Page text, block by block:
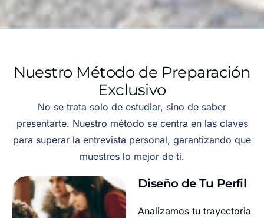
Nuestro Método de Preparación
Exclusivo
No se trata solo de estudiar, sino de saber
presentarte. Nuestro método se centra en las claves
para superar la entrevista personal, garantizando que
muestres lo mejor de ti.
Diseño de Tu Perfil
Analizamos tu trayectoria